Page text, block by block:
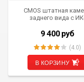
CMOS штатная
заднего вида с
AVS325CPR (#157)
CITROEN/ FIAT/
9 400 руб
(4.0)
В КОРЗИНУ